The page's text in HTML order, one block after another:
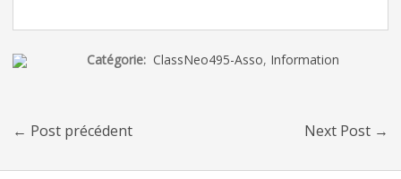
Catégorie: ClassNeo495-Asso, Information
← Post précédent Next Post →